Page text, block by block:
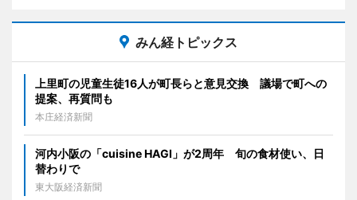
みん経トピックス
上里町の児童生徒16人が町長らと意見交換 議場で町への
提案、再質問も
本庄経済新聞
河内小阪の「cuisine HAGI」が2周年 旬の食材使い、日
替わりで
東大阪経済新聞